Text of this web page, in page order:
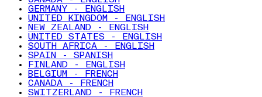
GERMANY - ENGLISH
UNITED KINGDOM - ENGLISH
NEW ZEALAND - ENGLISH
UNITED STATES - ENGLISH
SOUTH AFRICA - ENGLISH
SPAIN - SPANISH
FINLAND - ENGLISH
BELGIUM - FRENCH
CANADA - FRENCH
SWITZERLAND - FRENCH